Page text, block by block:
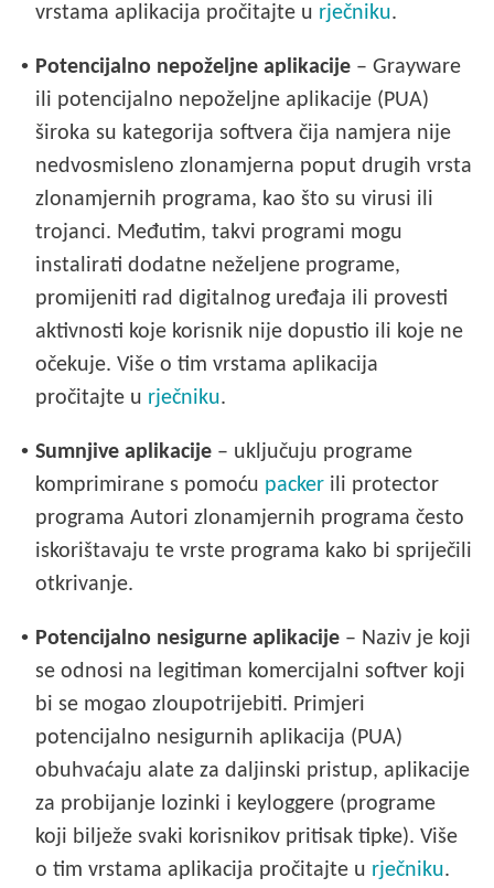
vrstama aplikacija pročitajte u rječniku.
• Potencijalno nepoželjne aplikacije – Grayware
ili potencijalno nepoželjne aplikacije (PUA)
široka su kategorija softvera čija namjera nije
nedvosmisleno zlonamjerna poput drugih vrsta
zlonamjernih programa, kao što su virusi ili
trojanci. Međutim, takvi programi mogu
instalirati dodatne neželjene programe,
promijeniti rad digitalnog uređaja ili provesti
aktivnosti koje korisnik nije dopustio ili koje ne
očekuje. Više o tim vrstama aplikacija
pročitajte u rječniku.
• Sumnjive aplikacije – uključuju programe
komprimirane s pomoću packer ili protector
programa Autori zlonamjernih programa često
iskorištavaju te vrste programa kako bi spriječili
otkrivanje.
• Potencijalno nesigurne aplikacije – Naziv je koji
se odnosi na legitiman komercijalni softver koji
bi se mogao zloupotrijebiti. Primjeri
potencijalno nesigurnih aplikacija (PUA)
obuhvaćaju alate za daljinski pristup, aplikacije
za probijanje lozinki i keyloggere (programe
koji bilježe svaki korisnikov pritisak tipke). Više
o tim vrstama aplikacija pročitajte u rječniku.